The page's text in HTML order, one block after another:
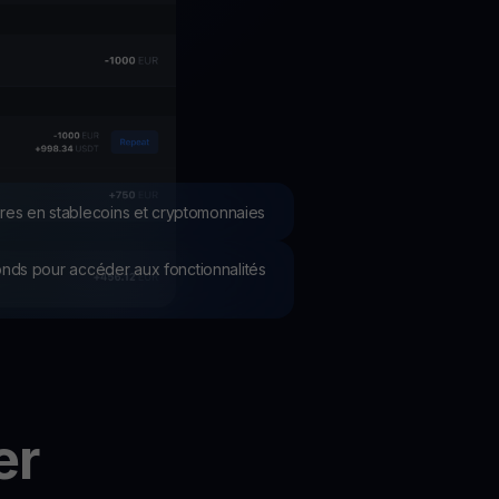
les derniers concours et promotions
en stablecoins et cryptomonnaies
pour accéder aux fonctionnalités